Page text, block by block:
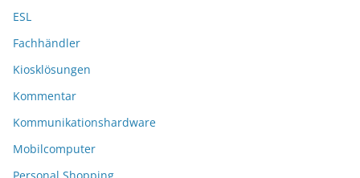
ESL
Fachhändler
Kiosklösungen
Kommentar
Kommunikationshardware
Mobilcomputer